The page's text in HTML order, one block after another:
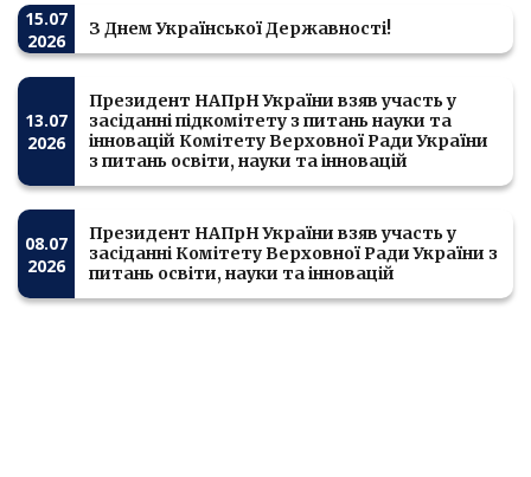
15.07
2026
З Днем Української Державності!
13.07
2026
Президент НАПрН України взяв участь у
засіданні підкомітету з питань науки та
інновацій Комітету Верховної Ради України
з питань освіти, науки та інновацій
08.07
2026
Президент НАПрН України взяв участь у
засіданні Комітету Верховної Ради України з
питань освіти, науки та інновацій